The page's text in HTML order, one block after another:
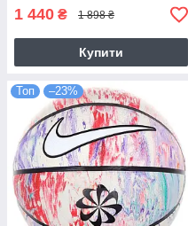
1 440 ₴ 1 898 ₴
Купити
Топ –23%